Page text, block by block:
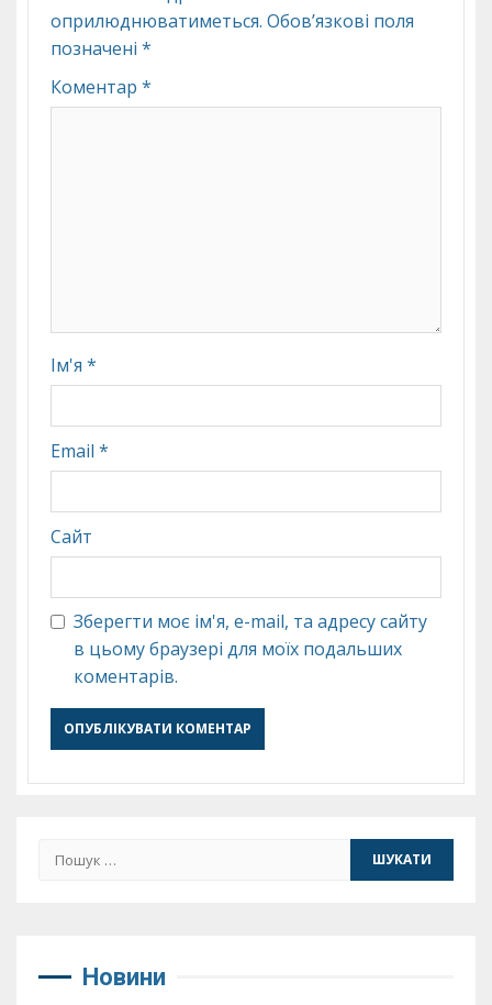
оприлюднюватиметься. Обов’язкові поля
позначені *
Коментар *
Ім'я *
Email *
Сайт
Зберегти моє ім'я, e-mail, та адресу сайту
в цьому браузері для моїх подальших
коментарів.
Пошук:
Новини